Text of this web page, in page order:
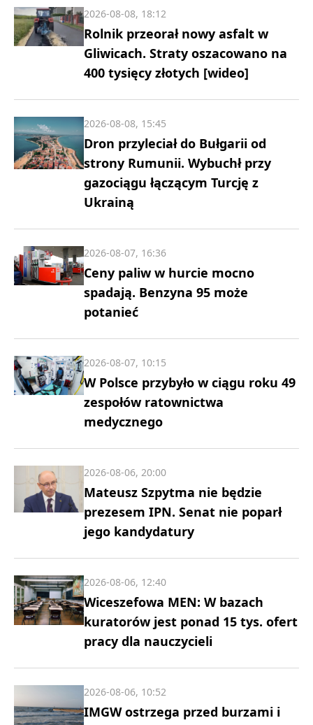
Rolnik przeorał nowy asfalt w
Gliwicach. Straty oszacowano na
400 tysięcy złotych [wideo]
2026-08-08, 18:12
Dron przyleciał do Bułgarii od
strony Rumunii. Wybuchł przy
gazociągu łączącym Turcję z
Ukrainą
2026-08-08, 15:45
Ceny paliw w hurcie mocno
spadają. Benzyna 95 może
potanieć
2026-08-07, 16:36
W Polsce przybyło w ciągu roku 49
zespołów ratownictwa
medycznego
2026-08-07, 10:15
Mateusz Szpytma nie będzie
prezesem IPN. Senat nie poparł
jego kandydatury
2026-08-06, 20:00
Wiceszefowa MEN: W bazach
kuratorów jest ponad 15 tys. ofert
pracy dla nauczycieli
2026-08-06, 12:40
IMGW ostrzega przed burzami i
2026-08-06, 10:52